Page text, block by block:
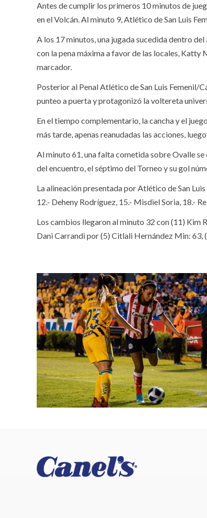
Antes de cumplir los primeros 10 minutos de
en el Volcán. Al minuto 9, Atlético de San Luis
A los 17 minutos, una jugada sucedida dentro
con la pena máxima a favor de las locales,
marcador.
Posterior al Penal Atlético de San Luis Femenil/
punteo a puerta y protagonizó la voltereta
En el tiempo complementario, la cancha y el
más tarde, apenas reanudadas las acciones,
Al minuto 61, una falta cometida sobre Ovalle
del encuentro, el séptimo del Torneo y su gol
La alineación presentada por Atlético de San
12.- Deheny Rodríguez, 15.- Misdiel Soria, 18.-
Los cambios llegaron al minuto 32 con (11) Kim
Dani Carrandi por (5) Citlali Hernández Min: 63,